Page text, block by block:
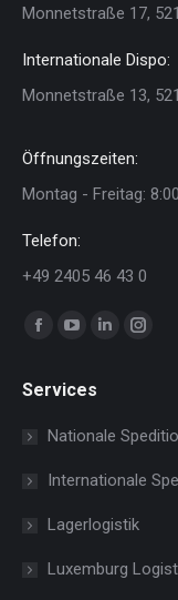
Monnetstraße 17,
Internationale Dispo:
Monnetstraße 13,
Öffnungszeiten:
Montag - Freitag:
Telefon:
+49 2405 46 43 0
Finden Sie uns auf:
opens
in
window
YouTube
opens
in
window
Linkedin
in
window
Services
Nationale
Internationale
Lagerlogistik
Luxemburg